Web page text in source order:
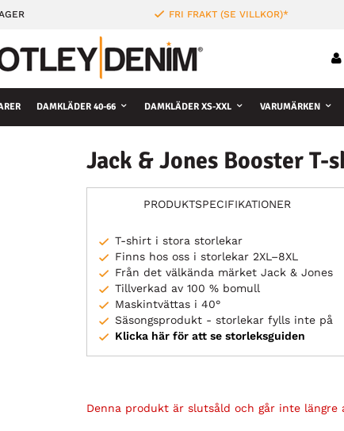
FRI FRAKT (SE VILLKOR)*
DAMKLÄDER 40-66 DAMKLÄDER XS-XXL VARUMÄRKEN
Jack & Jones Booster T-
PRODUKTSPECIFIKATIONER
T-shirt i stora storlekar
Finns hos oss i storlekar 2XL–8XL
Från det välkända märket Jack & Jones
Tillverkad av 100 % bomull
Maskintvättas i 40°
Säsongsprodukt - storlekar fylls inte på
Klicka här för att se storleksguiden
Denna produkt är slutsåld och går inte längre